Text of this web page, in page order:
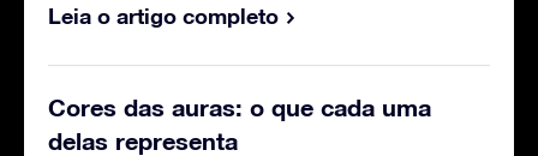
Leia o artigo completo
Cores das auras: o que cada uma
delas representa